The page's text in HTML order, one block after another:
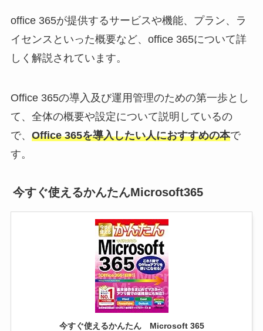
office 365が提供するサービスや機能、プラン、ラ
イセンスといった概要など、office 365について詳
しく解説されています。
Office 365の導入及び運用管理のための第一歩とし
て、全体の概要や設定について説明しているの
で、 Office 365を導入したい人におすすめの本で
す。
今すぐ使えるかんたんMicrosoft365
今すぐ使えるかんたん Microsoft 365